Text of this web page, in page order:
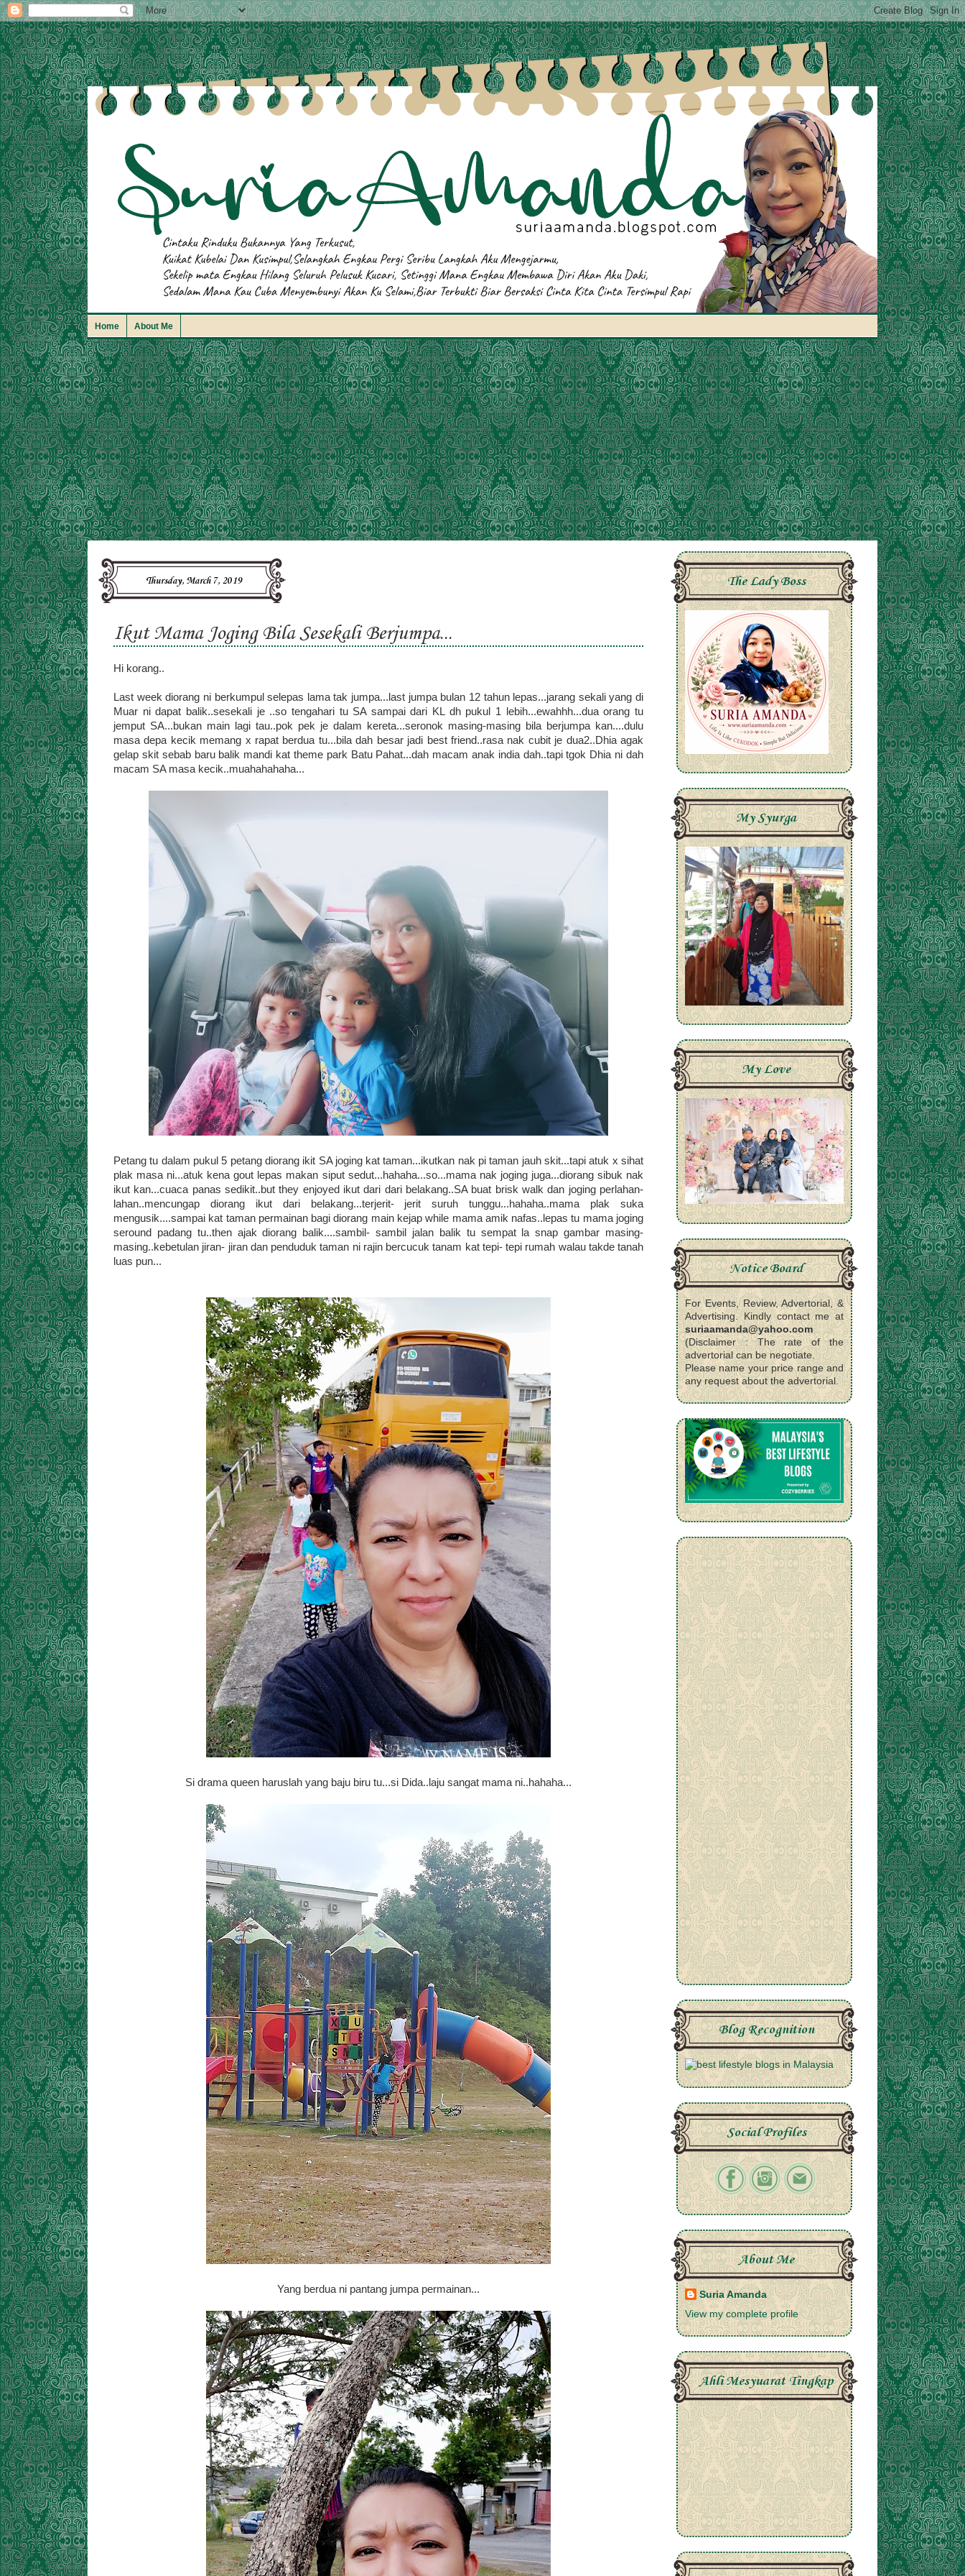
Home About Me
Thursday, March 7, 2019
Ikut Mama Joging Bila Sesekali Berjumpa...
Hi korang..
Last week diorang ni berkumpul selepas lama tak jumpa...last jumpa bulan 12 tahun lepas...jarang sekali yang di
Muar ni dapat balik..sesekali je ..so tengahari tu SA sampai dari KL dh pukul 1 lebih...ewahhh...dua orang tu
jemput SA...bukan main lagi tau..pok pek je dalam kereta...seronok masing-masing bila berjumpa kan....dulu
masa depa kecik memang x rapat berdua tu...bila dah besar jadi best friend..rasa nak cubit je dua2..Dhia agak
gelap skit sebab baru balik mandi kat theme park Batu Pahat...dah macam anak india dah..tapi tgok Dhia ni dah
macam SA masa kecik..muahahahaha...
Petang tu dalam pukul 5 petang diorang ikit SA joging kat taman...ikutkan nak pi taman jauh skit...tapi atuk x sihat
plak masa ni...atuk kena gout lepas makan siput sedut...hahaha...so...mama nak joging juga...diorang sibuk nak
ikut kan...cuaca panas sedikit..but they enjoyed ikut dari dari belakang..SA buat brisk walk dan joging perlahan-
lahan..mencungap diorang ikut dari belakang...terjerit- jerit suruh tunggu...hahaha..mama plak suka
mengusik....sampai kat taman permainan bagi diorang main kejap while mama amik nafas..lepas tu mama joging
seround padang tu..then ajak diorang balik....sambil- sambil jalan balik tu sempat la snap gambar masing-
masing..kebetulan jiran- jiran dan penduduk taman ni rajin bercucuk tanam kat tepi- tepi rumah walau takde tanah
luas pun...
Si drama queen haruslah yang baju biru tu...si Dida..laju sangat mama ni..hahaha...
Yang berdua ni pantang jumpa permainan...
The Lady Boss
My Syurga
My Love
Notice Board
For Events, Review, Advertorial, &
Advertising. Kindly contact me at
suriaamanda@yahoo.com
(Disclaimer : The rate of the
advertorial can be negotiate.
Please name your price range and
any request about the advertorial.
Blog Recognition
Social Profiles
About Me
Suria Amanda
View my complete profile
Ahli Mesyuarat Tingkap